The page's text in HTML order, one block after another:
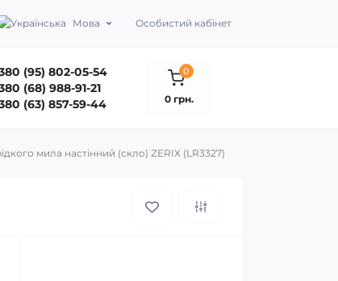
Мова Особистий кабінет
(95) 802-05-54
(68) 988-91-21
(63) 857-59-44
0
0 грн.
мила настінний (скло) ZERIX (LR3327)